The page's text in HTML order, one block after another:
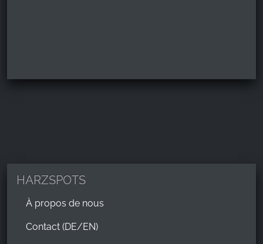
HARZSPOTS
À propos de nous
Contact (DE/EN)